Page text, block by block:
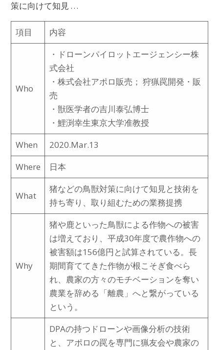
策に向けて知見 …
項目 内容
Who
・ドローンパイロットエージェンシー株
式会社
・株式会社アポロ販売； 狩猟罠開発・販
売
・獣医学者の吉川泰弘博士
・鯉渕幸生東京大学准教授
When
2020.Mar.13
Where
日本
What
猪などの鳥獣対策に向けて知見と技術を
持ち寄り、取り組むための業務提携
Why
猪や鹿といった鳥獣による作物への被害
は増えており、平成30年度で農作物への
被害額は156億円と試算されている。長
期間育ててきた作物が根こそぎ食べら
れ、農家の方々のモチベーションを奪い
農業を辞める「離農」へと繋がっている
という。
DPAの持つドローンや画像分析の技術
と、アポロの罠を専門に猟友会や農家の